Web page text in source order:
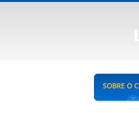
SOBRE O